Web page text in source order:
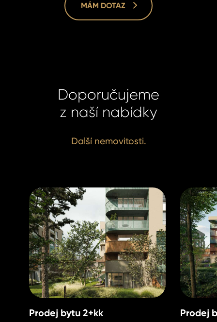
MÁM DOTAZ
Doporučujeme
z naší nabídky
Další nemovitosti.
Prodej bytu 2+kk Prodej